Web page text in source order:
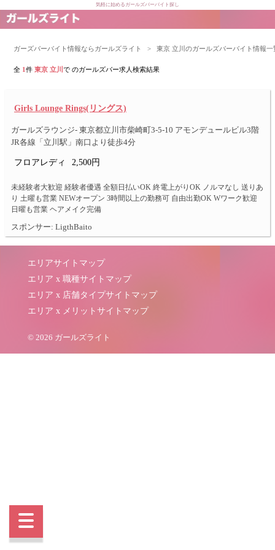
気軽に始めるガールズバーバイト探し
ガーズバーバイト情報ならガールズライト > 東京 立川のガールズバーバイト情報一
全 1件東京 立川で のガールズバー求人検索結果
Girls Lounge Rings(リングス)
ガールズラウンジ- 東京都立川市柴崎町3-5-10 アモンデュールビル3階
JR各線「立川駅」南口より徒歩4分
フロアレディ 2,500円
未経験者大歓迎 経験者優遇 全額日払いOK 終電上がりOK ノルマなし 送りあ
り 土曜も営業 NEWオープン 3時間以上の勤務可 自由出勤OK Wワーク歓迎
日曜も営業 ヘアメイク完備
スポンサー: LigthBaito
エリアサイトマップ
エリア x 職種サイトマップ
エリア x 店舗タイプサイトマップ
エリア x メリットサイトマップ
© 2026 ガールズライト